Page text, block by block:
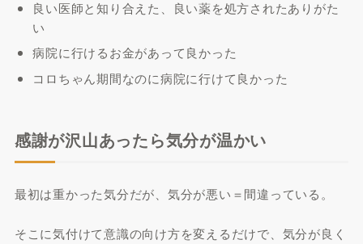
良い医師と知り合えた、良い薬を処方されたありがた
い
病院に行けるお金があって良かった
コロちゃん期間なのに病院に行けて良かった
感謝が沢山あったら気分が温かい
最初は重かった気分だが、気分が悪い＝間違っている。
そこに気付けて意識の向け方を変えるだけで、気分が良く